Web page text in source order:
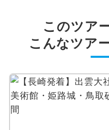
このツア
こんなツア